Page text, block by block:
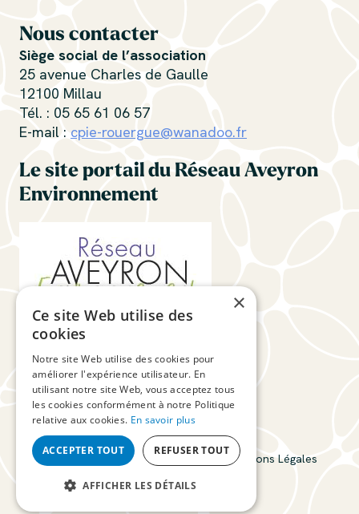
Nous contacter
Siège social de l’association
25 avenue Charles de Gaulle
12100 Millau
Tél. : 05 65 61 06 57
E-mail : cpie-rouergue@wanadoo.fr
Le site portail du Réseau Aveyron
Environnement
Suivez-nous
CPIE du Rouergue © 2026 Connexion
Mentions Légales
Plan du site
×
Ce site Web utilise des
cookies
Notre site Web utilise des cookies pour
améliorer l'expérience utilisateur. En
utilisant notre site Web, vous acceptez tous
les cookies conformément à notre Politique
relative aux cookies. En savoir plus
ACCEPTER TOUT REFUSER TOUT
AFFICHER LES DÉTAILS